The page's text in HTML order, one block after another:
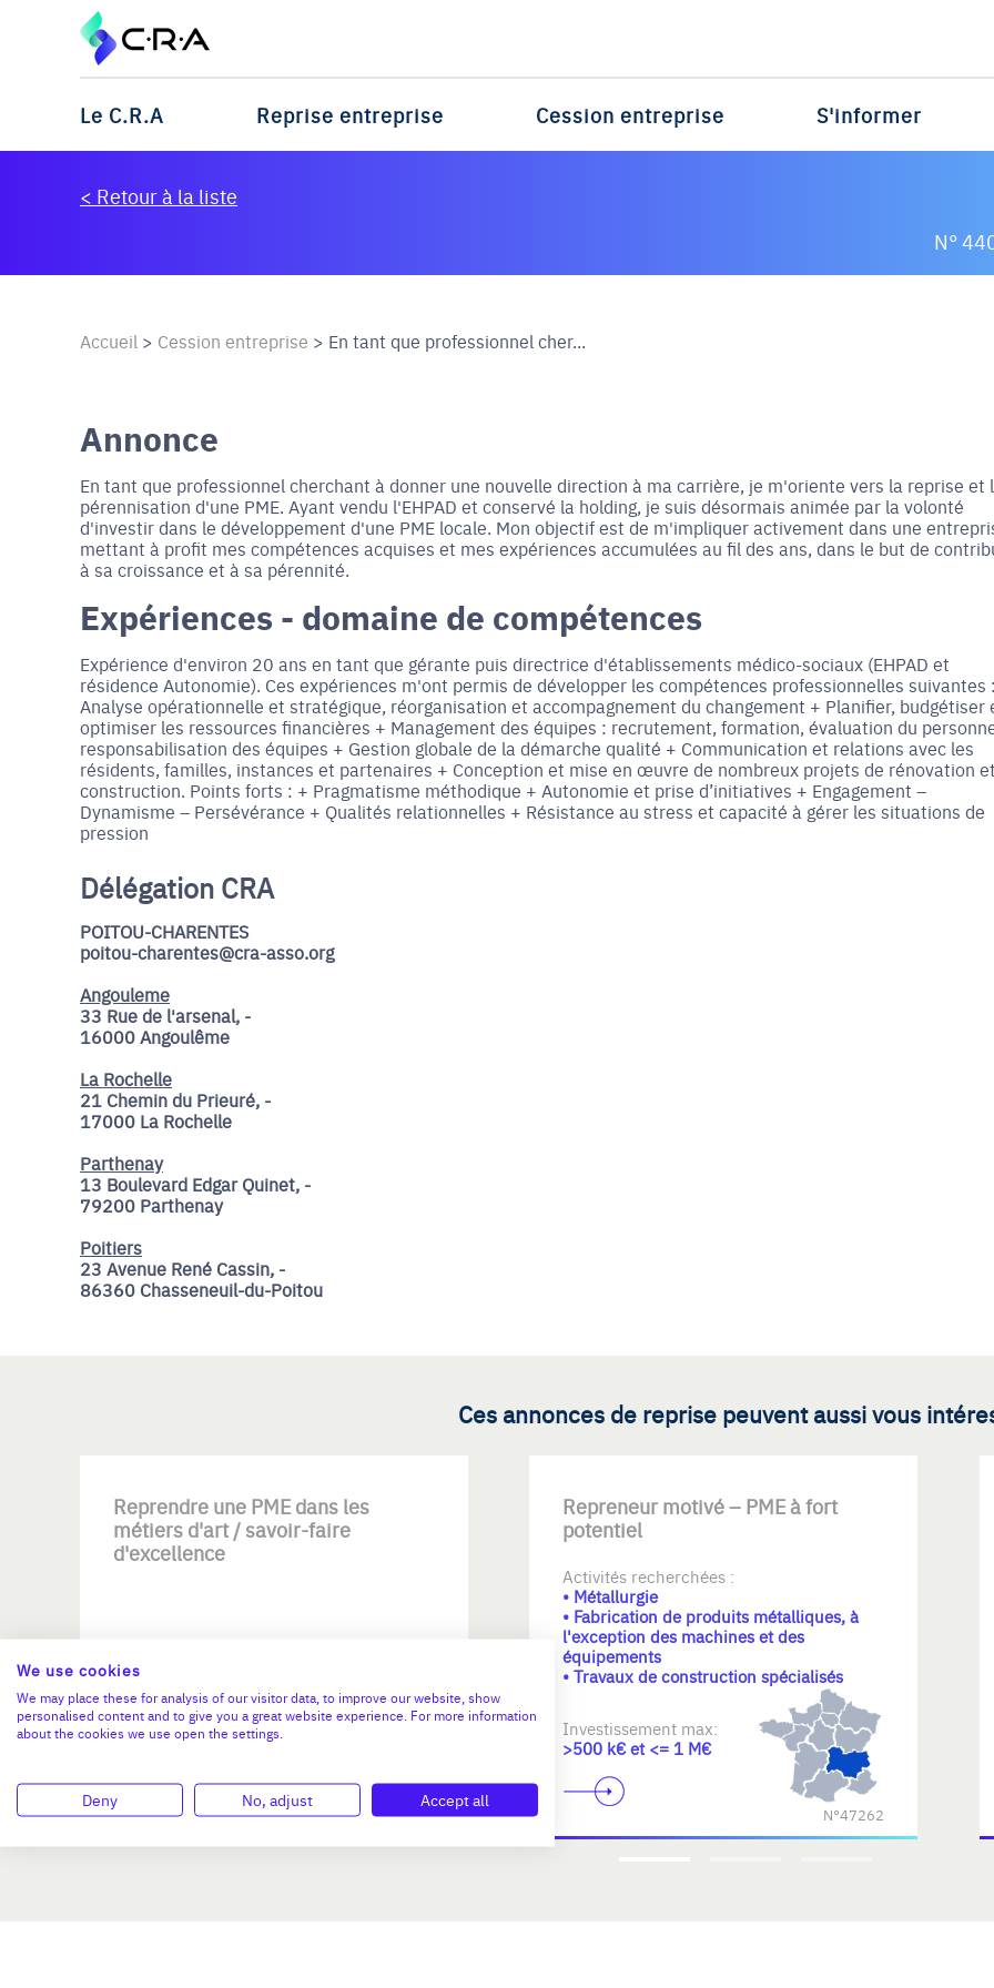
Le C.R.A Reprise entreprise Cession entreprise S'informer
< Retour à la liste
N°
Accueil > Cession entreprise > En tant que professionnel cher...
Annonce
En tant que professionnel cherchant à donner une nouvelle direction à ma carrière, je m'oriente vers la reprise et
pérennisation d'une PME. Ayant vendu l'EHPAD et conservé la holding, je suis désormais animée par la volonté
d'investir dans le développement d'une PME locale. Mon objectif est de m'impliquer activement dans une
mettant à profit mes compétences acquises et mes expériences accumulées au fil des ans, dans le but de
à sa croissance et à sa pérennité.
Expériences - domaine de compétences
Expérience d'environ 20 ans en tant que gérante puis directrice d'établissements médico-sociaux (EHPAD et
résidence Autonomie). Ces expériences m'ont permis de développer les compétences professionnelles suivantes
Analyse opérationnelle et stratégique, réorganisation et accompagnement du changement + Planifier, budgétiser
optimiser les ressources financières + Management des équipes : recrutement, formation, évaluation du
responsabilisation des équipes + Gestion globale de la démarche qualité + Communication et relations avec les
résidents, familles, instances et partenaires + Conception et mise en œuvre de nombreux projets de rénovation
construction. Points forts : + Pragmatisme méthodique + Autonomie et prise d’initiatives + Engagement –
Dynamisme – Persévérance + Qualités relationnelles + Résistance au stress et capacité à gérer les situations de
pression
Délégation CRA
POITOU-CHARENTES
poitou-charentes@cra-asso.org
Angouleme
33 Rue de l'arsenal, -
16000 Angoulême
La Rochelle
21 Chemin du Prieuré, -
17000 La Rochelle
Parthenay
13 Boulevard Edgar Quinet, -
79200 Parthenay
Poitiers
23 Avenue René Cassin, -
86360 Chasseneuil-du-Poitou
Ces annonces de reprise peuvent aussi vous
Reprendre une PME dans les
métiers d'art / savoir-faire
d'excellence
Investissement max:
>2 M€ et <= 5 M€
N°47264
Repreneur motivé – PME à fort
potentiel
Activités recherchées :
• Métallurgie
• Fabrication de produits métalliques, à
l'exception des machines et des
équipements
• Travaux de construction spécialisés
Investissement max:
>500 k€ et <= 1 M€
N°47262
We use cookies
We may place these for analysis of our visitor data, to improve our website, show
personalised content and to give you a great website experience. For more information
about the cookies we use open the settings.
Deny No, adjust Accept all